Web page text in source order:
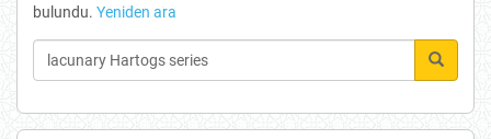
bulundu. Yeniden ara